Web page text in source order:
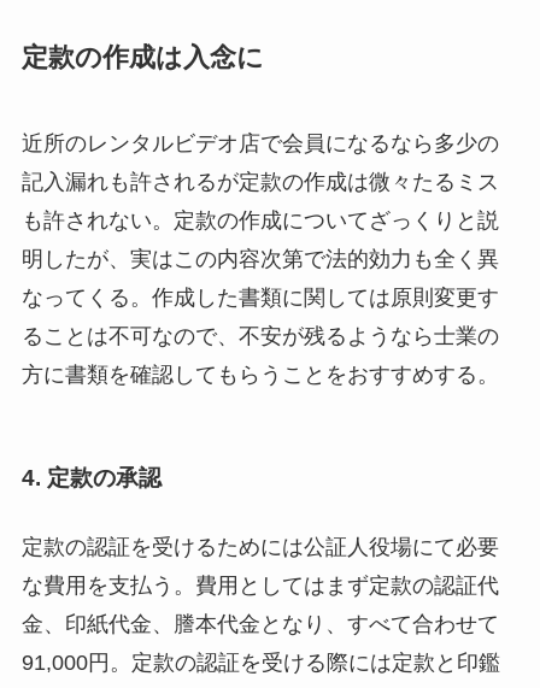
定款の作成は入念に
近所のレンタルビデオ店で会員になるなら多少の
記入漏れも許されるが定款の作成は微々たるミス
も許されない。定款の作成についてざっくりと説
明したが、実はこの内容次第で法的効力も全く異
なってくる。作成した書類に関しては原則変更す
ることは不可なので、不安が残るようなら士業の
方に書類を確認してもらうことをおすすめする。
4. 定款の承認
定款の認証を受けるためには公証人役場にて必要
な費用を支払う。費用としてはまず定款の認証代
金、印紙代金、謄本代金となり、すべて合わせて
91,000円。定款の認証を受ける際には定款と印鑑